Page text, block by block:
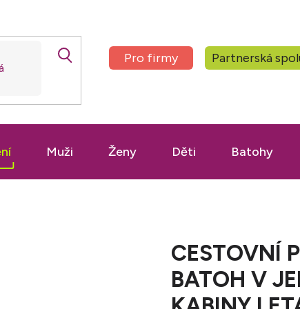
Pro firmy Partnerská
Muži Ženy Děti Batohy
CESTOVNÍ
BATOH V